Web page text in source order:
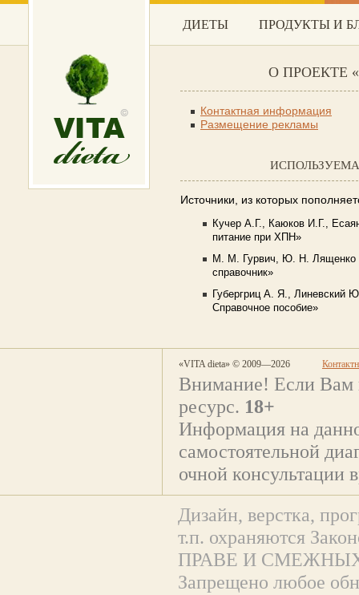
ДИЕТЫ ПРОДУКТЫ И
О ПРОЕКТЕ
Контактная информация
Размещение рекламы
Источники, из которых
Кучер А.Г., Каюков И.Г.,
питание при ХПН»
М. М. Гурвич, Ю. Н. Лященко
справочник»
Губергриц А. Я., Линевский
Справочное пособие»
«VITA dieta» © 2009—2026
Внимание! Если Вам
ресурс. 18+
Информация на
самостоятельной
очной консультации
Дизайн, верстка,
т.п. охраняются
ПРАВЕ И
Запрещено любое